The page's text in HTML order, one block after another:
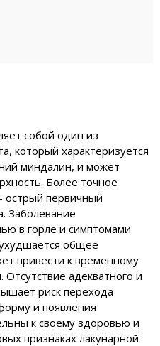
собой один из
который характеризуется
миндалин, и может
Более точное
острый первичный
Заболевание
в горле и симптомами
общее
привести к временному
адекватного и
риск перехода
и появления
к своему здоровью и
признаках лакунарной